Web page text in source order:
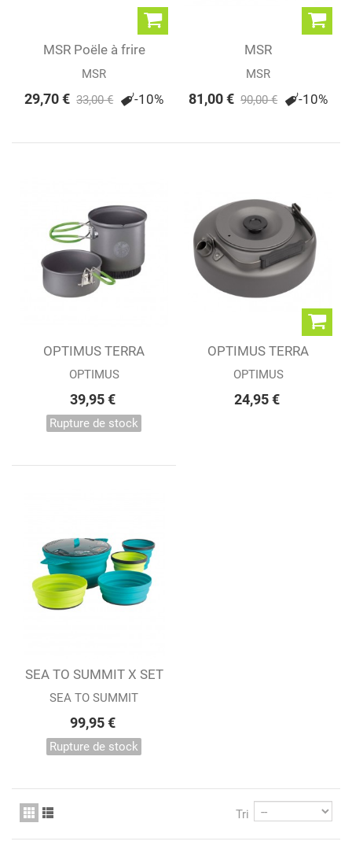
MSR Poële à frire
Alpine™
MSR
29,70 € 33,00 € -10%
MSR
POCKETROCKET® 2
MINI KIT
MSR
81,00 € 90,00 € -10%
OPTIMUS TERRA
WEEKEND HE 0.95L
OPTIMUS
39,95 €
Rupture de stock
OPTIMUS TERRA
KEETLE
OPTIMUS
24,95 €
SEA TO SUMMIT X SET
31
SEA TO SUMMIT
99,95 €
Rupture de stock
Tri